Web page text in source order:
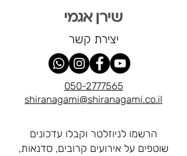
יצירת קשר
050-2777565
shiranagami@shiranagami.co.il
הרשמו לניוזלטר וקבלו עדכונים
שוטפים על אירועים קרובים, סדנאות,